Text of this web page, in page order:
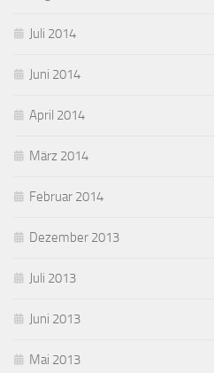
Juli 2014
Juni 2014
April 2014
März 2014
Februar 2014
Dezember 2013
Juli 2013
Juni 2013
Mai 2013